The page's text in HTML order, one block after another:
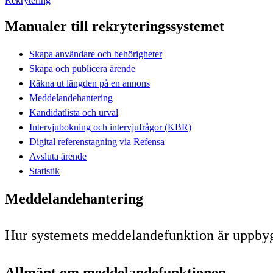
Manualer till rekryteringssystemet
Skapa användare och behörigheter
Skapa och publicera ärende
Räkna ut längden på en annons
Meddelandehantering
Kandidatlista och urval
Intervjubokning och intervjufrågor (KBR)
Digital referenstagning via Refensa
Avsluta ärende
Statistik
Meddelandehantering
Hur systemets meddelandefunktion är